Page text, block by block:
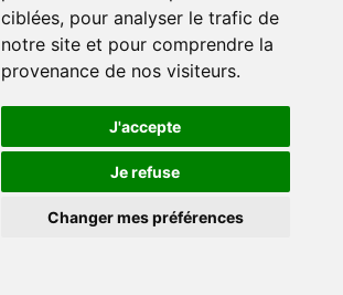
ciblées, pour analyser le trafic de
notre site et pour comprendre la
provenance de nos visiteurs.
J'accepte
Je refuse
Changer mes préférences